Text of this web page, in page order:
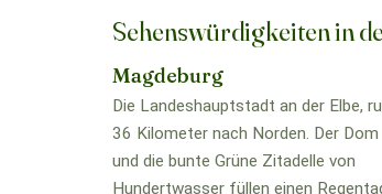
Sehenswürdigkeiten in
Magdeburg
Die Landeshauptstadt an der Elbe,
36 Kilometer nach Norden. Der Dom
und die bunte Grüne Zitadelle von
Hundertwasser füllen einen